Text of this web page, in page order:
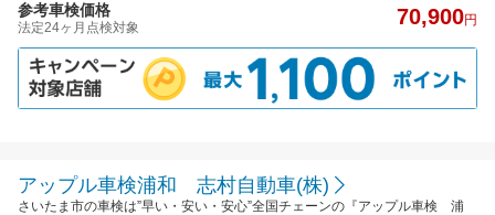
参考車検価格
法定24ヶ月点検対象 70,900円
アップル車検浦和 志村自動車(株)
さいたま市の車検は”早い・安い・安心”全国チェーンの『アップル車検 浦